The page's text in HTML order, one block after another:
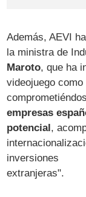
Además, AEVI
la ministra de
Maroto, que ha
videojuego
empresas
potencial,
inversiones
extranjeras".